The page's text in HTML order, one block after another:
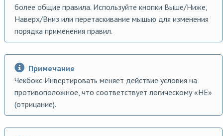
более общие правила. Используйте кнопки Выше/Ниже,
Наверх/Вниз или перетаскивание мышью для изменения
порядка применения правил.
Примечание
Чекбокс Инвертировать меняет действие условия на
противоположное, что соответствует логическому «НЕ»
(отрицание).